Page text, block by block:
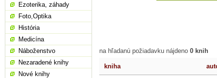
na hľadanú požiadavku nájdeno 0 knih
kniha
Ezoterika, záhady
Foto,Optika
História
Medicína
Náboženstvo
Nezaradené knihy
Nové knihy